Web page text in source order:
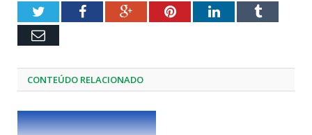
TwitterFacebookGoogle+PinterestLinkedInTumblr
Email
CONTEÚDO RELACIONADO